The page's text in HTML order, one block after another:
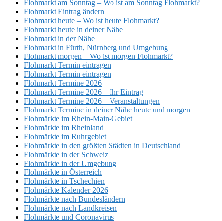
Flohmarkt am Sonntag – Wo ist am Sonntag Flohmarkt?
Flohmarkt Eintrag ändern
Flohmarkt heute – Wo ist heute Flohmarkt?
Flohmarkt heute in deiner Nähe
Flohmarkt in der Nähe
Flohmarkt in Fürth, Nürnberg und Umgebung
Flohmarkt morgen – Wo ist morgen Flohmarkt?
Flohmarkt Termin eintragen
Flohmarkt Termin eintragen
Flohmarkt Termine 2026
Flohmarkt Termine 2026 – Ihr Eintrag
Flohmarkt Termine 2026 – Veranstaltungen
Flohmarkt Termine in deiner Nähe heute und morgen
Flohmärkte im Rhein-Main-Gebiet
Flohmärkte im Rheinland
Flohmärkte im Ruhrgebiet
Flohmärkte in den größten Städten in Deutschland
Flohmärkte in der Schweiz
Flohmärkte in der Umgebung
Flohmärkte in Österreich
Flohmärkte in Tschechien
Flohmärkte Kalender 2026
Flohmärkte nach Bundesländern
Flohmärkte nach Landkreisen
Flohmärkte und Coronavirus